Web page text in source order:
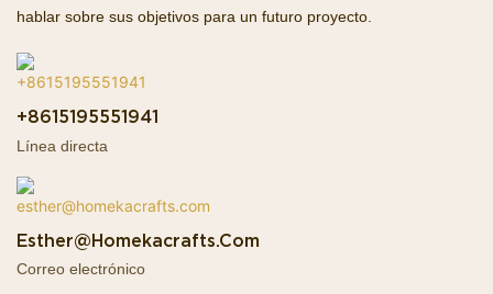
hablar sobre sus objetivos para un futuro proyecto.
+8615195551941
Línea directa
Esther@homekacrafts.com
Correo electrónico